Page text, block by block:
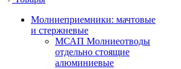
Молниеприемники: мачтовые
и стержневые
МСАП Молниеотводы
отдельно стоящие
алюминиевые